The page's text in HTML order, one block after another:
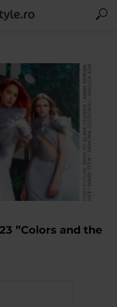
”Colors and the